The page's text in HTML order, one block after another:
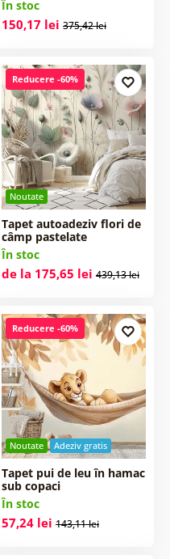
În stoc
150,17 lei 375,42 lei
Noutate
Reducere -60%
Tapet autoadeziv flori de
câmp pastelate
În stoc
de la 175,65 lei 439,13 lei
Noutate Adeziv gratis
Reducere -60%
Tapet pui de leu în hamac
sub copaci
În stoc
57,24 lei 143,11 lei